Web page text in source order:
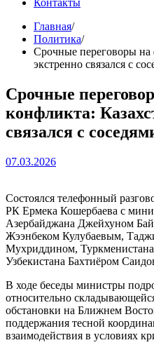
Контакты
Главная
Политика
Срочные переговоры на
экстренно связался с
Срочные
конфликта:
связался с
07.03.2026
Cостоялся телефонный
РК Ермека Кошербаева с
Азербайджана Джейхуном
Жээнбеком Кулубаевым,
Мухриддином,
Узбекистана Бахтиёром
В ходе беседы министры
относительно
обстановки на Ближнем
поддержания тесной
взаимодействия в условиях